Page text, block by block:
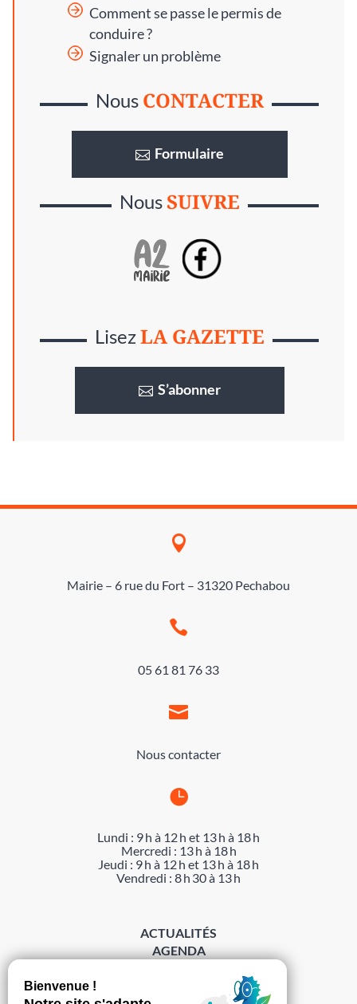
Comment se passe le permis de
conduire ?
Signaler un problème
Nous CONTACTER
Formulaire
NousSUIVRE
LisezLA GAZETTE
S’abonner

Mairie – 6 rue du Fort – 31320 Pechabou

05 61 81 76 33

Nous contacter

Lundi : 9 h à 12 h et 13 h à 18 h
Mercredi : 13 h à 18 h
Jeudi : 9 h à 12 h et 13 h à 18 h
Vendredi : 8 h 30 à 13 h
ACTUALITÉS
AGENDA